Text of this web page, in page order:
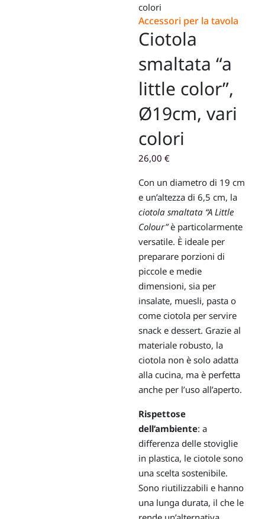
colori
Accessori per la tavola
Ciotola
smaltata “a
little color”,
Ø19cm, vari
colori
26,00 €
Con un diametro di 19 cm
e un’altezza di 6,5 cm, la
ciotola smaltata “A Little
Colour”è particolarmente
versatile. È ideale per
preparare porzioni di
piccole e medie
dimensioni, sia per
insalate, muesli, pasta o
come ciotola per servire
snack e dessert. Grazie al
materiale robusto, la
ciotola non è solo adatta
alla cucina, ma è perfetta
anche per l’uso all’aperto.
Rispettose
dell’ambiente: a
differenza delle stoviglie
in plastica, le ciotole sono
una scelta sostenibile.
Sono riutilizzabili e hanno
una lunga durata, il che le